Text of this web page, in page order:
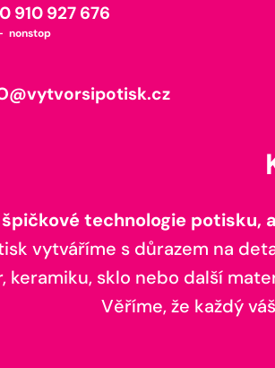
910 927 676
nonstop
technologie potisku,
vytváříme s důrazem na
keramiku, sklo nebo další
Věříme, že každý